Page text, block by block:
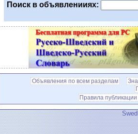
Поиск в объявленииях:
Объявления по всем разделам
Правила публикации